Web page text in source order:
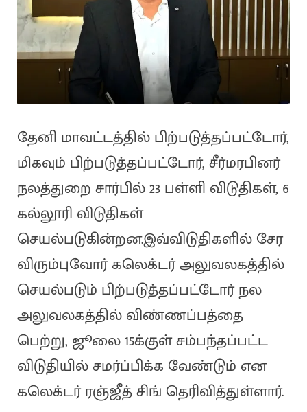
தேனி மாவட்டத்தில் பிற்படுத்தப்பட்டோர்,
மிகவும் பிற்படுத்தப்பட்டோர், சீர்மரபினர்
நலத்துறை சார்பில் 23 பள்ளி விடுதிகள், 6
கல்லூரி விடுதிகள்
செயல்படுகின்றன.இவ்விடுதிகளில் சேர
விரும்புவோர் கலெக்டர் அலுவலகத்தில்
செயல்படும் பிற்படுத்தப்பட்டோர் நல
அலுவலகத்தில் விண்ணப்பத்தை
பெற்று, ஜூலை 15க்குள் சம்பந்தப்பட்ட
விடுதியில் சமர்ப்பிக்க வேண்டும் என
கலெக்டர் ரஞ்ஜீத் சிங் தெரிவித்துள்ளார்.